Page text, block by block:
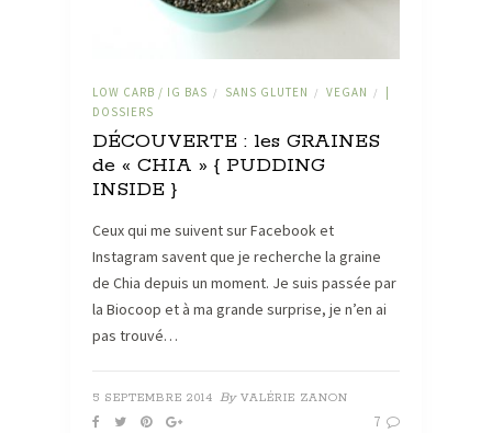
LOW CARB / IG BAS / SANS GLUTEN / VEGAN /
DOSSIERS
DÉCOUVERTE : les GRAINES
de « CHIA » { PUDDING
INSIDE }
Ceux qui me suivent sur Facebook et
Instagram savent que je recherche la graine
de Chia depuis un moment. Je suis passée par
la Biocoop et à ma grande surprise, je n’en ai
pas trouvé…
5 SEPTEMBRE 2014 By VALÉRIE ZANON
7